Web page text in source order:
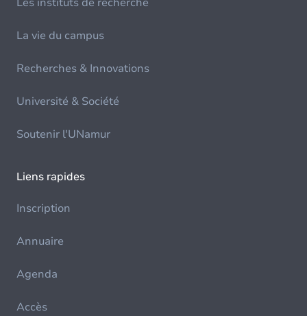
La vie du campus
Recherches & Innovations
Université & Société
Soutenir l'UNamur
Liens rapides
Inscription
Annuaire
Agenda
Accès